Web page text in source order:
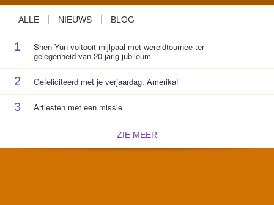
ALLE NIEUWS BLOG
1 Shen Yun voltooit mijlpaal met wereldtournee ter
gelegenheid van 20-jarig jubileum
2 Gefeliciteerd met je verjaardag, Amerika!
3 Artiesten met een missie
ZIE MEER